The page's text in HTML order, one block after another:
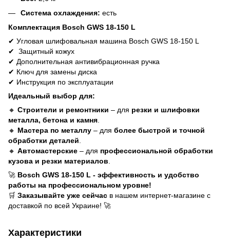
Система охлаждения: есть
Комплектация Bosch GWS 18-150 L
✔ Угловая шлифовальная машина Bosch GWS 18-150 L
✔
Защитный кожух
✔ Дополнительная антивибрационная ручка
✔ Ключ для замены диска
✔ Инструкция по эксплуатации
Идеальный выбор для:
🔸 Строители и ремонтники – для резки и шлифовки
металла, бетона и камня.
🔸 Мастера по металлу – для более быстрой и точной
обработки деталей.
🔸 Автомастерские – для профессиональной обработки
кузова и резки материалов.
🚀 Bosch GWS 18-150 L - эффективность и удобство
работы на профессиональном уровне!
🛒 Заказывайте уже сейчас в нашем интернет-магазине с
доставкой по всей Украине! 🚀
Характеристики